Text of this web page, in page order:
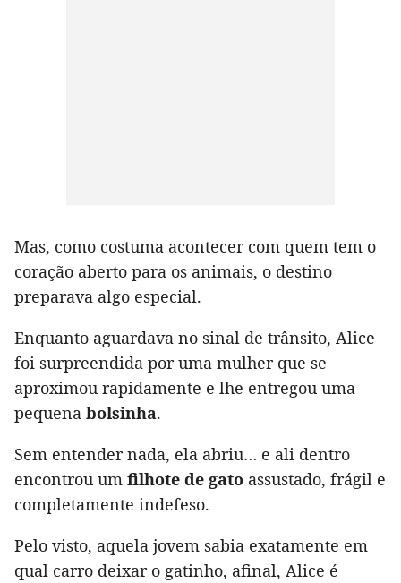
Mas, como costuma acontecer com quem tem o
coração aberto para os animais, o destino
preparava algo especial.
Enquanto aguardava no sinal de trânsito, Alice
foi surpreendida por uma mulher que se
aproximou rapidamente e lhe entregou uma
pequena bolsinha.
Sem entender nada, ela abriu… e ali dentro
encontrou um filhote de gato assustado, frágil e
completamente indefeso.
Pelo visto, aquela jovem sabia exatamente em
qual carro deixar o gatinho, afinal, Alice é